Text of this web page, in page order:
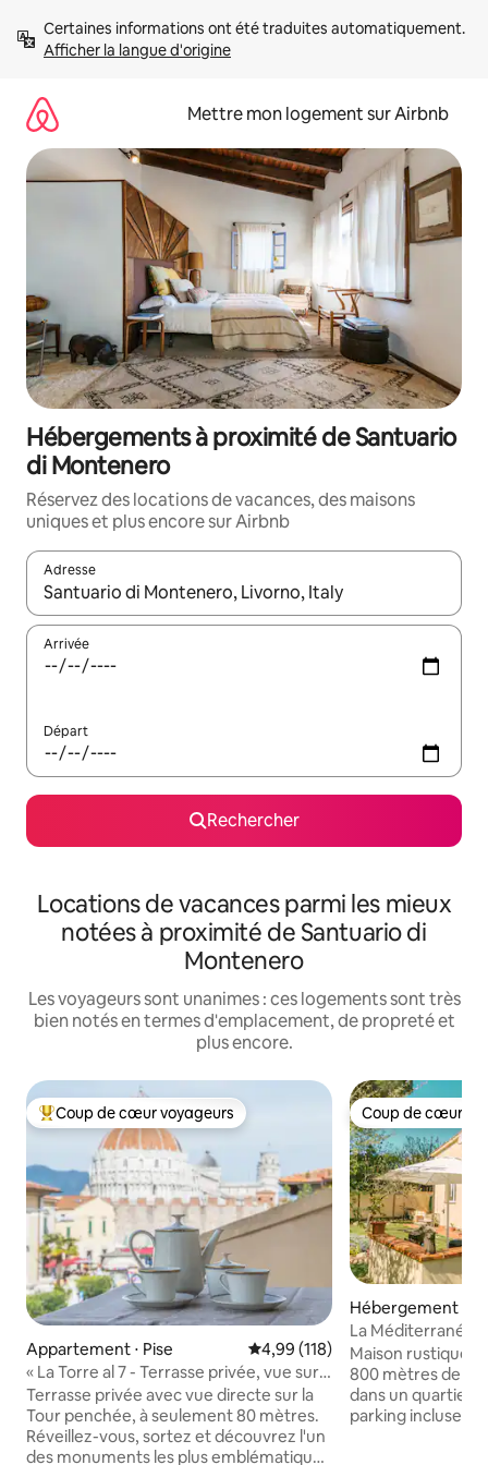
directement
Afficher la langue d'origine
Mettre mon logement sur Airbnb
Hébergements à proximité de Santuario
di Montenero
Réservez des locations de vacances, des maisons
uniques et plus encore sur Airbnb
Adresse
Lorsque les résultats s'affichent, utilisez les flèches vers le
Arrivée
Départ
Rechercher
Locations de vacances parmi les mieux
notées à proximité de Santuario di
Montenero
Les voyageurs sont unanimes : ces logements sont très
bien notés en termes d'emplacement, de propreté et
plus encore.
Coups de cœur voyageurs les plus appréciés
Coup de cœur voyageurs
Appartement ⋅ Pise Évaluation moyenne sur la
4,99 (118)
« La Torre al 7 - Terrasse privée, vue sur
la tour »
Terrasse privée avec vue directe sur la
Tour penchée, à seulement 80 mètres.
Réveillez-vous, sortez et découvrez l'un
des monuments les plus emblématiques
Coup de cœur
Coup de cœur
Hébergement ⋅
La Méditerranée
Maison rustique
800 mètres de la
dans un quartier
parking incluses.